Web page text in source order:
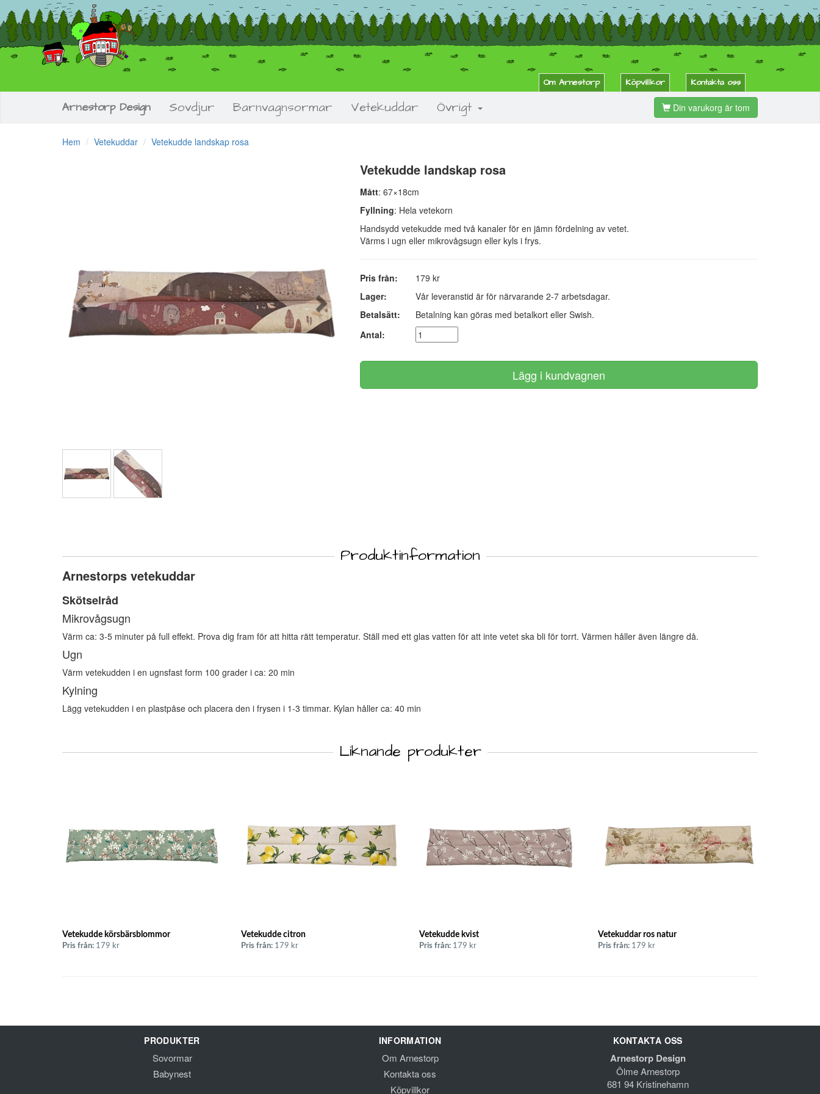
Om Arnestorp Köpvillkor Kontakta oss
Arnestorp Design Sovdjur Barnvagnsormar Vetekuddar Övrigt Din varukorg är tom
Hem Vetekuddar Vetekudde landskap rosa
Vetekudde landskap rosa
Mått: 67×18cm
Fyllning: Hela vetekorn
Handsydd vetekudde med två kanaler för en jämn fördelning av vetet.
Värms i ugn eller mikrovågsugn eller kyls i frys.
Pris från:
179 kr
Lager:
Vår leveranstid är för närvarande 2-7 arbetsdagar.
Betalsätt:
Betalning kan göras med betalkort eller Swish.
Antal:
Produktinformation
Arnestorps vetekuddar
Skötselråd
Mikrovågsugn
Värm ca: 3-5 minuter på full effekt. Prova dig fram för att hitta rätt temperatur. Ställ med ett glas vatten för att inte vetet ska bli för torrt. Värmen håller även längre då.
Ugn
Värm vetekudden i en ugnsfast form 100 grader i ca: 20 min
Kylning
Lägg vetekudden i en plastpåse och placera den i frysen i 1-3 timmar. Kylan håller ca: 40 min
Liknande produkter
Vetekudde körsbärsblommor
Pris från: 179 kr
Vetekudde citron
Pris från:179 kr
Vetekudde kvist
Pris från: 179 kr
Vetekuddar ros natur
Pris från:179 kr
PRODUKTER
Sovormar
Babynest
INFORMATION
Om Arnestorp
Kontakta oss
Köpvillkor
KONTAKTA OSS
Arnestorp Design
Ölme Arnestorp
681 94 Kristinehamn